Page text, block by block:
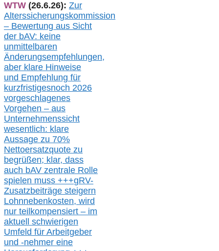
WTW (26.6.26): Zur
Alterssicherungskommission
– Bewertung aus Sicht
der bAV: keine
unmittelbaren
Änderungsempfehlungen,
aber klare Hinweise
und Empfehlung für
kurzfristigesnoch 2026
vorgeschlagenes
Vorgehen – aus
Unternehmenssicht
wesentlich: klare
Aussage zu 70%
Nettoersatzquote zu
begrüßen; klar, dass
auch bAV zentrale Rolle
spielen muss +++gRV-
Zusatzbeiträge steigern
Lohnnebenkosten, wird
nur teilkompensiert – im
aktuell schwierigen
Umfeld für Arbeitgeber
und -nehmer eine